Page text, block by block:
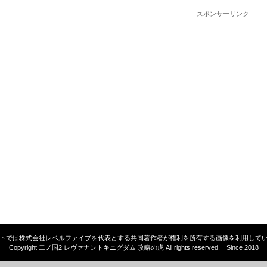
スポンサーリンク
では株式会社レベルファイブを代表とする共同著作者が権利を所有する画像を利用して
Copyright 二ノ国2 レヴァナントキニグダム 攻略の虎 All rights reserved. Since 2018